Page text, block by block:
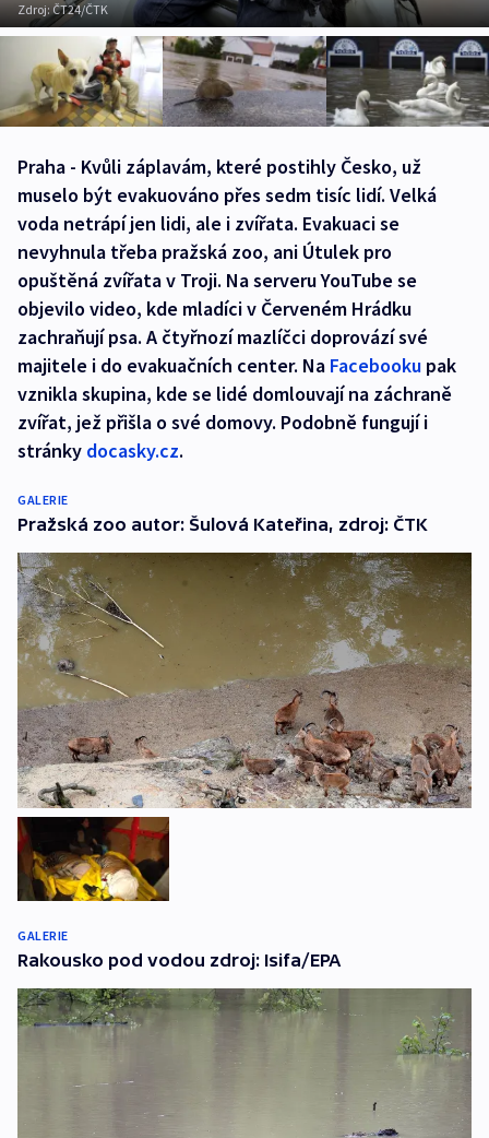
Zdroj:ČT24/ČTK
Praha - Kvůli záplavám, které postihly Česko, už
muselo být evakuováno přes sedm tisíc lidí. Velká
voda netrápí jen lidi, ale i zvířata. Evakuaci se
nevyhnula třeba pražská zoo, ani Útulek pro
opuštěná zvířata v Troji. Na serveru YouTube se
objevilo video, kde mladíci v Červeném Hrádku
zachraňují psa. A čtyřnozí mazlíčci doprovází své
majitele i do evakuačních center. Na Facebooku pak
vznikla skupina, kde se lidé domlouvají na záchraně
zvířat, jež přišla o své domovy. Podobně fungují i
stránky docasky.cz.
GALERIE
Pražská zoo autor: Šulová Kateřina, zdroj: ČTK
GALERIE
Rakousko pod vodou zdroj: Isifa/EPA